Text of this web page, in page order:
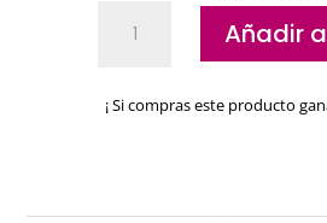
Concentrado
Purificante
Pure
Añadir
¡ Si compras este producto